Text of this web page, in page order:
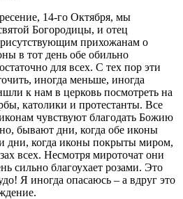
14-го Октября, мы
Богородицы, и отец
прихожанам о
в тот день обе обильно
для всех. С тех пор эти
иногда меньше, иногда
к нам в церковь посмотреть на
католики и протестанты. Все
чувствуют благодать Божию
бывают дни, когда обе иконы
дни, когда иконы покрыты миром,
всех. Несмотря мироточат они
сильно благоухает розами. Это
Я иногда опасаюсь – а вдруг это